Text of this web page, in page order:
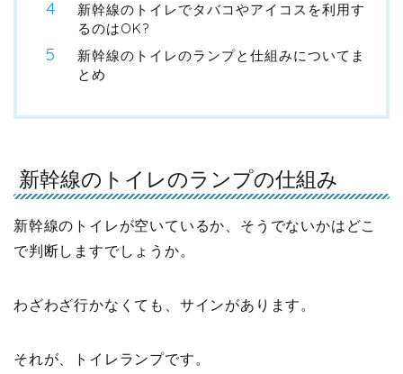
新幹線のトイレでタバコやアイコスを利用す
るのはOK?
新幹線のトイレのランプと仕組みについてま
とめ
新幹線のトイレのランプの仕組み
新幹線のトイレが空いているか、そうでないかはどこ
で判断しますでしょうか。
わざわざ行かなくても、サインがあります。
それが、トイレランプです。